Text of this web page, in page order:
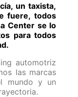
un taxista,
fuere, todos
Center se lo
para todos
automotriz
las marcas
mundo y un